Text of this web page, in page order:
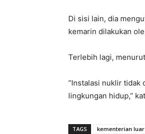
Di sisi lain, dia
kemarin dilakukan
Terlebih lagi,
“Instalasi nuklir tidak
lingkungan hidup,”
TAGS kementerian